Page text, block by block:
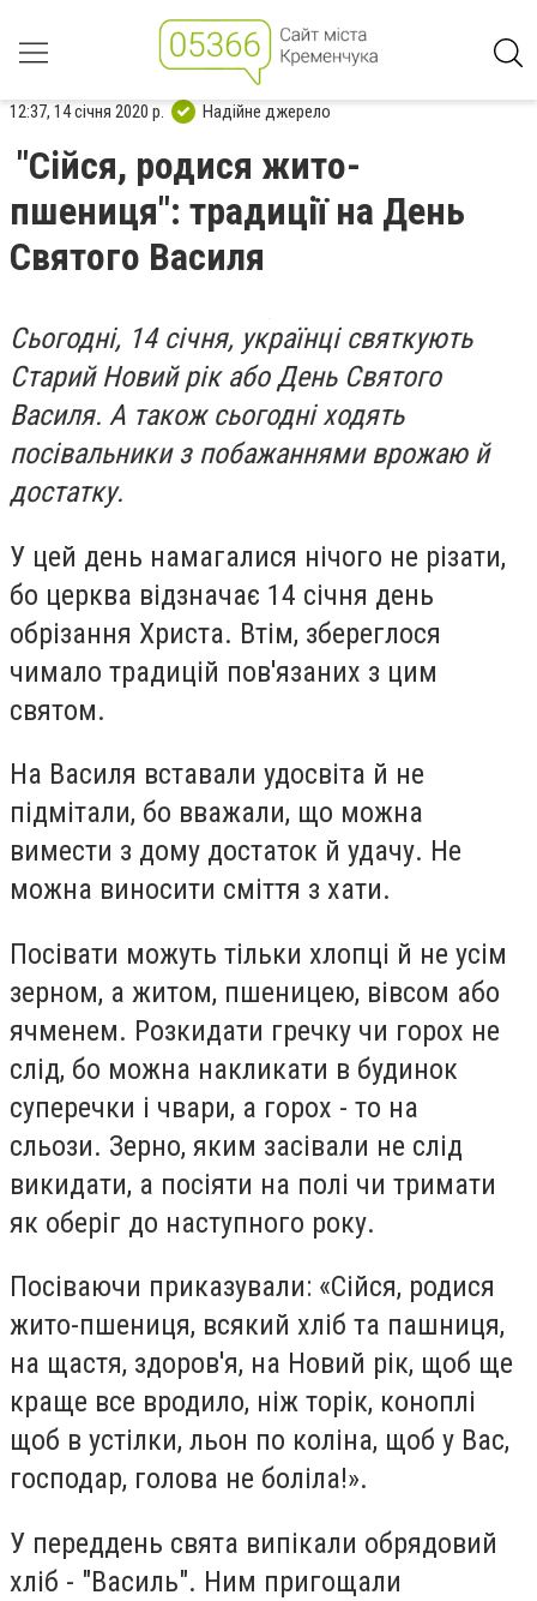
12:37, 14 січня 2020 р. Надійне джерело
"Сійся, родися жито-
пшениця": традиції на День
Святого Василя
Сьогодні, 14 січня, українці святкують
Старий Новий рік або День Святого
Василя. А також сьогодні ходять
посівальники з побажаннями врожаю й
достатку.
У цей день намагалися нічого не різати,
бо церква відзначає 14 січня день
обрізання Христа. Втім, збереглося
чимало традицій пов'язаних з цим
святом.
На Василя вставали удосвіта й не
підмітали, бо вважали, що можна
вимести з дому достаток й удачу. Не
можна виносити сміття з хати.
Посівати можуть тільки хлопці й не усім
зерном, а житом, пшеницею, вівсом або
ячменем. Розкидати гречку чи горох не
слід, бо можна накликати в будинок
суперечки і чвари, а горох - то на
сльози. Зерно, яким засівали не слід
викидати, а посіяти на полі чи тримати
як оберіг до наступного року.
Посіваючи приказували: «Сійся, родися
жито-пшениця, всякий хліб та пашниця,
на щастя, здоров'я, на Новий рік, щоб ще
краще все вродило, ніж торік, коноплі
щоб в устілки, льон по коліна, щоб у Вас,
господар, голова не боліла!».
У переддень свята випікали обрядовий
хліб - "Василь". Ним пригощали